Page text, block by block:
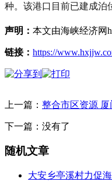
种。该港口目前已建成泊
声明： 本文由海峡经济网
链接： https://
上一篇： 整合市区资源
下一篇：没有了
随机文章
大安乡亭溪村力促